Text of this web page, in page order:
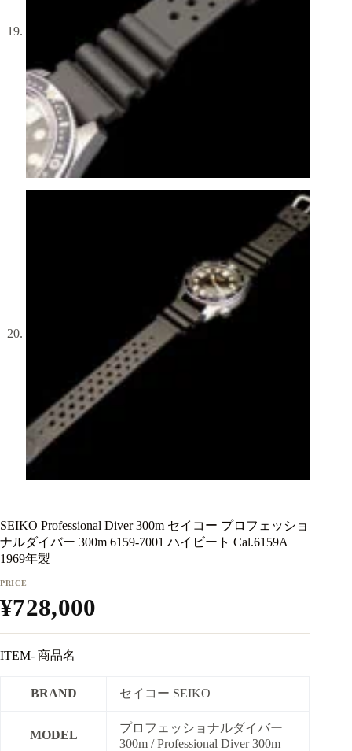
SEIKO Professional Diver 300m セイコー プロフェッショ
ナルダイバー 300m 6159-7001 ハイビート Cal.6159A
1969年製
¥728,000
ITEM- 商品名 –
BRAND セイコー SEIKO
MODEL
プロフェッショナルダイバー
300m / Professional Diver 300m